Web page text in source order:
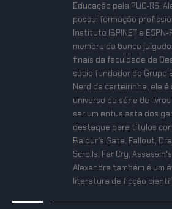
Educação pela PUC-RS,
possui formação
Instituto IBPINET e
membro da banca
finais da faculdade de
sócio fundador do Grupo
Nerd de carteirinha, ele é
universo da série de
ser um entusiasta dos
destaque para títulos
Baldur's Gate, Fallout,
Scrolls, Far Cry,
Alexandre também é um
literatura de ficção